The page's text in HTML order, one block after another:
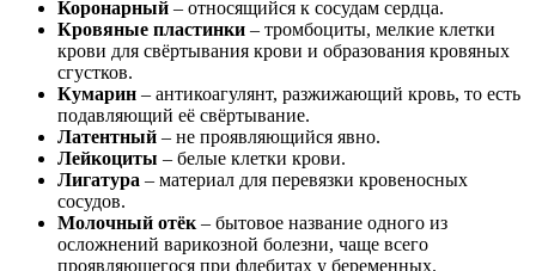
Коронарный – относящийся к сосудам сердца.
Кровяные пластинки – тромбоциты, мелкие клетки
крови для свёртывания крови и образования кровяных
сгустков.
Кумарин – антикоагулянт, разжижающий кровь, то есть
подавляющий её свёртывание.
Латентный – не проявляющийся явно.
Лейкоциты – белые клетки крови.
Лигатура – материал для перевязки кровеносных
сосудов.
Молочный отёк – бытовое название одного из
осложнений варикозной болезни, чаще всего
проявляющегося при флебитах у беременных.